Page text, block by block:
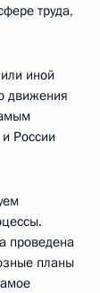
труда,
иной
движения
России
проведена
планы